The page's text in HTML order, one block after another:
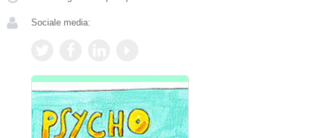
Sociale media: